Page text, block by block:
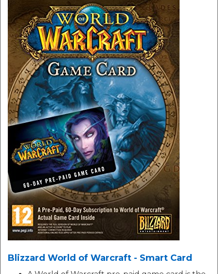
Blizzard World of Warcraft - Smart Card